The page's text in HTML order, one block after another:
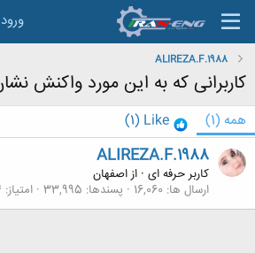
ورود
ALIREZA.F.1988
کاربرانی که به این مورد واکنش
همه (1)
Like
(1)
ALIREZA.F.1988
کاربر حرفه ای · ازاصفهان
ارسال ها 16,060 پسندها 33,995 امتیاز